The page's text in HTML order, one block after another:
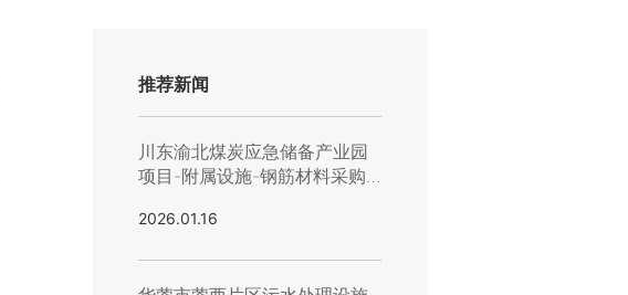
推荐新闻
川东渝北煤炭应急储备产业园
项目-附属设施-钢筋材料采购
2026.01.16